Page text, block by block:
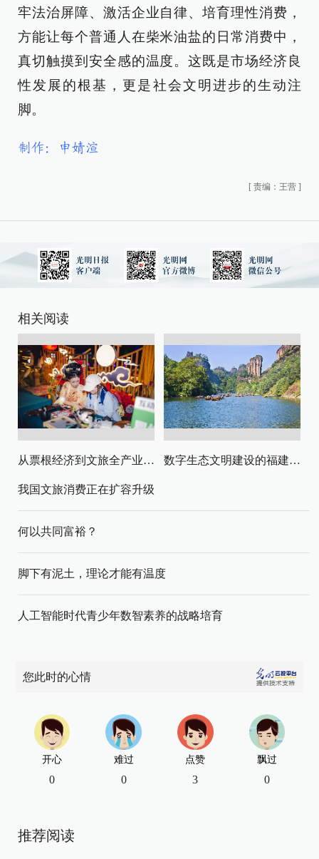
牢法治屏障、激活企业自律、培育理性消费，
方能让每个普通人在柴米油盐的日常消费中，
真切触摸到安全感的温度。这既是市场经济良
性发展的根基，更是社会文明进步的生动注
脚。
制作：申婧渲
[ 责编：王营 ]
相关阅读
从票根经济到文旅全产业链升级 数字生态文明建设的福建路径与启示
我国文旅消费正在扩容升级
何以共同富裕？
脚下有泥土，理论才能有温度
人工智能时代青少年数智素养的战略培育
您此时的心情
开心
0
难过
0
点赞
3
飘过
0
推荐阅读